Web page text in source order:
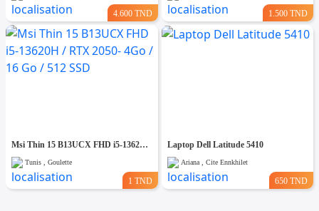
4.600 TND 1.500 TND
Msi Thin 15 B13UCX FHD i5-13620H / RTX 2050- 4Go / 16 Go / 512 SSD
Tunis , Goulette
1 TND
Laptop Dell Latitude 5410
Ariana , Cite Ennkhilet
650 TND